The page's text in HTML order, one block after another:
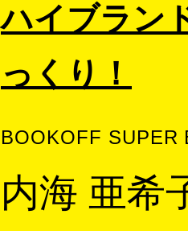
ハイブラン
っくり！
BOOKOFF SUPER
内海 亜希